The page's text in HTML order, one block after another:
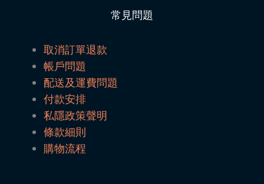
常見問題
取消訂單退款
帳戶問題
配送及運費問題
付款安排
私隱政策聲明
條款細則
購物流程